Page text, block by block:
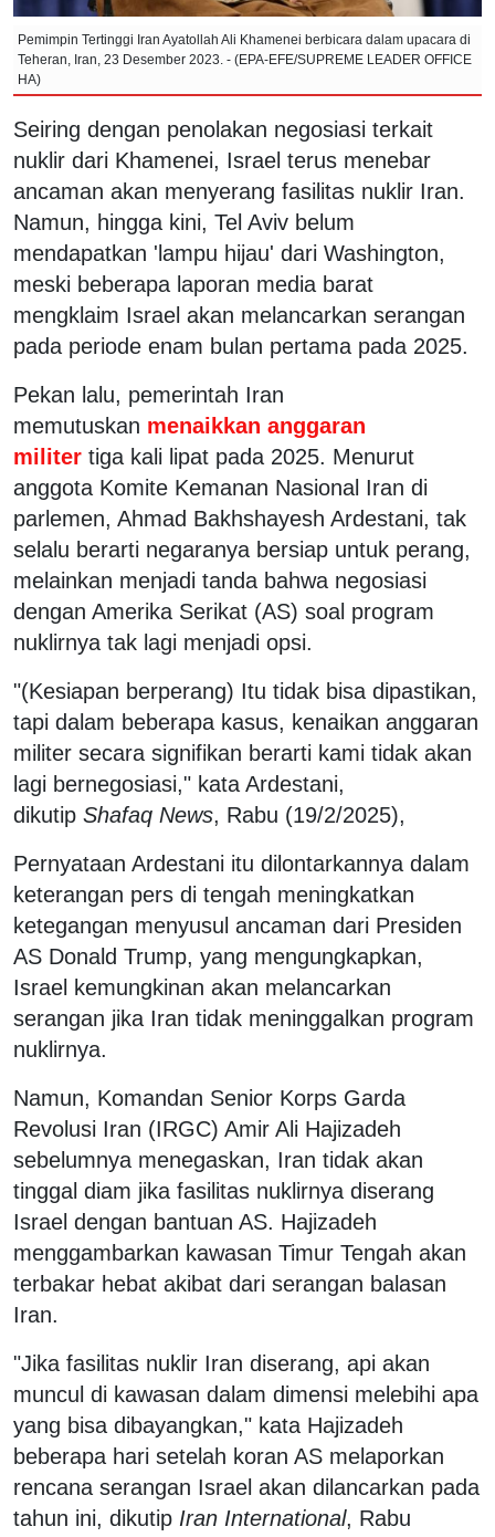
Pemimpin Tertinggi Iran Ayatollah Ali Khamenei berbicara dalam upacara di
Teheran, Iran, 23 Desember 2023. - (EPA-EFE/SUPREME LEADER OFFICE
HA)
Seiring dengan penolakan negosiasi terkait
nuklir dari Khamenei, Israel terus menebar
ancaman akan menyerang fasilitas nuklir Iran.
Namun, hingga kini, Tel Aviv belum
mendapatkan 'lampu hijau' dari Washington,
meski beberapa laporan media barat
mengklaim Israel akan melancarkan serangan
pada periode enam bulan pertama pada 2025.
Pekan lalu, pemerintah Iran
memutuskan menaikkan anggaran
militer tiga kali lipat pada 2025. Menurut
anggota Komite Kemanan Nasional Iran di
parlemen, Ahmad Bakhshayesh Ardestani, tak
selalu berarti negaranya bersiap untuk perang,
melainkan menjadi tanda bahwa negosiasi
dengan Amerika Serikat (AS) soal program
nuklirnya tak lagi menjadi opsi.
"(Kesiapan berperang) Itu tidak bisa dipastikan,
tapi dalam beberapa kasus, kenaikan anggaran
militer secara signifikan berarti kami tidak akan
lagi bernegosiasi," kata Ardestani,
dikutip Shafaq News, Rabu (19/2/2025),
Pernyataan Ardestani itu dilontarkannya dalam
keterangan pers di tengah meningkatkan
ketegangan menyusul ancaman dari Presiden
AS Donald Trump, yang mengungkapkan,
Israel kemungkinan akan melancarkan
serangan jika Iran tidak meninggalkan program
nuklirnya.
Namun, Komandan Senior Korps Garda
Revolusi Iran (IRGC) Amir Ali Hajizadeh
sebelumnya menegaskan, Iran tidak akan
tinggal diam jika fasilitas nuklirnya diserang
Israel dengan bantuan AS. Hajizadeh
menggambarkan kawasan Timur Tengah akan
terbakar hebat akibat dari serangan balasan
Iran.
"Jika fasilitas nuklir Iran diserang, api akan
muncul di kawasan dalam dimensi melebihi apa
yang bisa dibayangkan," kata Hajizadeh
beberapa hari setelah koran AS melaporkan
rencana serangan Israel akan dilancarkan pada
tahun ini, dikutip Iran International, Rabu